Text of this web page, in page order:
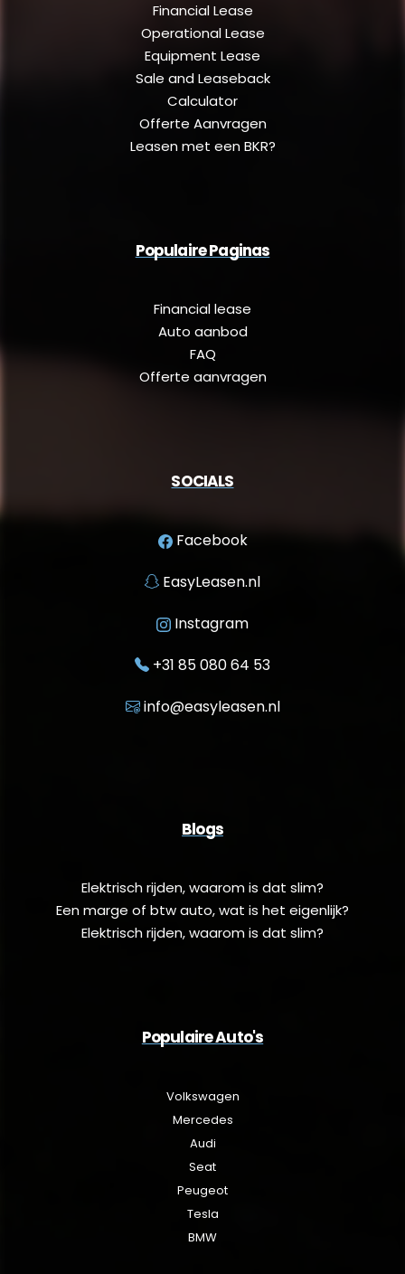
Financial Lease
Operational Lease
Equipment Lease
Sale and Leaseback
Calculator
Offerte Aanvragen
Leasen met een BKR?
Populaire Paginas
Financial lease
Auto aanbod
FAQ
Offerte aanvragen
SOCIALS
Facebook
EasyLeasen.nl
Instagram
+31 85 080 64 53
info@easyleasen.nl
Blogs
Elektrisch rijden, waarom is dat slim?
Een marge of btw auto, wat is het eigenlijk?
Elektrisch rijden, waarom is dat slim?
Populaire Auto's
Volkswagen
Mercedes
Audi
Seat
Peugeot
Tesla
BMW